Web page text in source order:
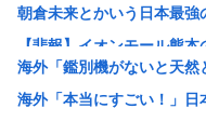
朝倉未来とかいう日本最
【悲報】イオンモール熊
【画像】 電車ってこうし
【動画アリ】秋田県職員
海外「鑑別機がないと天
海外「本当にすごい！」